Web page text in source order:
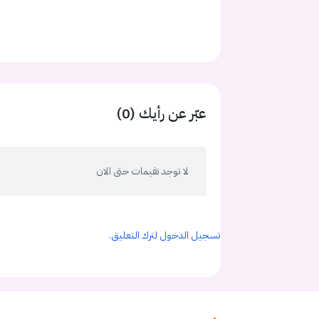
عبّر عن رأيك (0)
لا توجد تقيمات حتى الان
تسجيل الدخول لترك التعليق.